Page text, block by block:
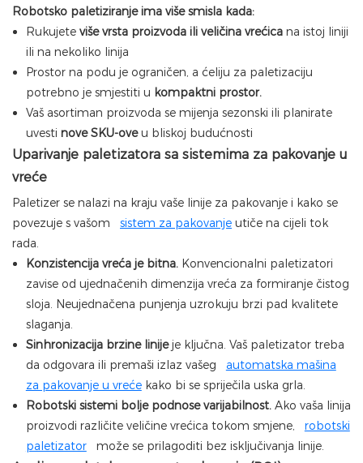
Robotsko paletiziranje ima više smisla kada:
Rukujete više vrsta proizvoda ili veličina vrećica na istoj liniji
ili na nekoliko linija
Prostor na podu je ograničen, a ćeliju za paletizaciju
potrebno je smjestiti u kompaktni prostor.
Vaš asortiman proizvoda se mijenja sezonski ili planirate
uvesti nove SKU-ove u bliskoj budućnosti
Uparivanje paletizatora sa sistemima za pakovanje u
vreće
Paletizer se nalazi na kraju vaše linije za pakovanje i kako se
povezuje s vašom
sistem za pakovanje utiče na cijeli tok
rada.
Konzistencija vreća je bitna. Konvencionalni paletizatori
zavise od ujednačenih dimenzija vreća za formiranje čistog
sloja. Neujednačena punjenja uzrokuju brzi pad kvalitete
slaganja.
Sinhronizacija brzine linije je ključna. Vaš paletizator treba
da odgovara ili premaši izlaz vašeg
automatska mašina
za pakovanje u vreće kako bi se spriječila uska grla.
Robotski sistemi bolje podnose varijabilnost. Ako vaša linija
proizvodi različite veličine vrećica tokom smjene,
robotski
paletizator
može se prilagoditi bez isključivanja linije.